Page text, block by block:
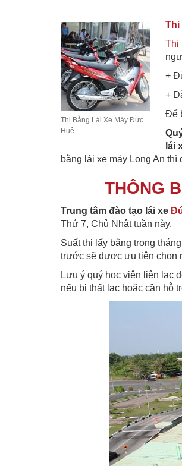
Thi Bằng Lái Xe Máy Đức
Huệ
Thi
Thi
+
+
Để
lái
bằng lái xe máy Long An
THÔNG
Trung tâm đào tạo lái xe
Thứ 7, Chủ Nhật tuần này.
Suất thi lấy bằng trong
trước sẽ được ưu tiên chọn
Lưu ý quý học viên liên lạc
nếu bị thất lạc hoặc cần hỗ